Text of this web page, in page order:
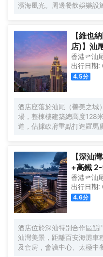
濱海風光。周邊餐飲娛樂設
以持續改進的優質產品，
來生活，“讓人與人有温度地
【維也
店)】汕
香港 汕
出行日期:
4.5分
酒店座落於汕尾（善美之城
場，整棟樓建築總高度128
道，佔據政府重點打造羅馬
總站約10分鐘，距G15瀋
店是全球第二大酒店集團錦
旗艦店，以“新商旅、深睡眠
感合一的沉浸式體驗。 酒店
受高樓層高視野優勢，擁有
自助洗衣房、會議室等配套
合商業商場、KTV、高端寫
商旅新生活體驗。 酒店秉
務理念，“用心服務，以誠
客光臨！
【深汕
+高鐵
香港 汕
出行日期:
4.6分
酒店位於深汕特別合作區鮜
汕灣美景，距離百安海灘車
及套房，會議中心、太極中